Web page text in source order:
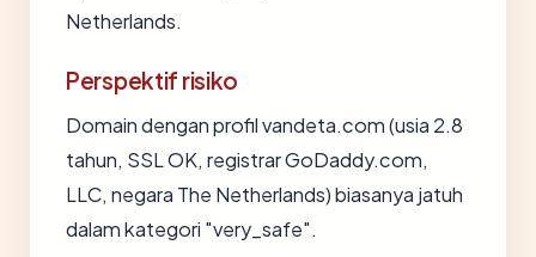
Netherlands.
Perspektif risiko
Domain dengan profil vandeta.com (usia 2.8
tahun, SSL OK, registrar GoDaddy.com,
LLC, negara The Netherlands) biasanya jatuh
dalam kategori "very_safe".